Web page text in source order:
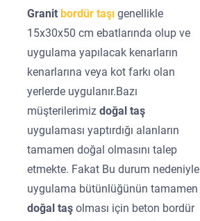
Granitbordür taşı genellikle
15x30x50 cm ebatlarında olup ve
uygulama yapılacak kenarların
kenarlarına veya kot farkı olan
yerlerde uygulanır.Bazı
müşterilerimizdoğal taş
uygulaması yaptırdığı alanların
tamamen doğal olmasını talep
etmekte. Fakat Bu durum nedeniyle
uygulama bütünlüğünün tamamen
doğal taşolması için beton bordür